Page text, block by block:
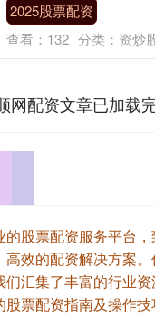
2025股票配资
查看： 132 分类： 资炒
网配资文章已加载
的股票配资服务平台
效的配资解决方案
汇集了丰富的行业资
股票配资指南及操作